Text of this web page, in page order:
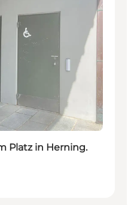
Platz in Herning.